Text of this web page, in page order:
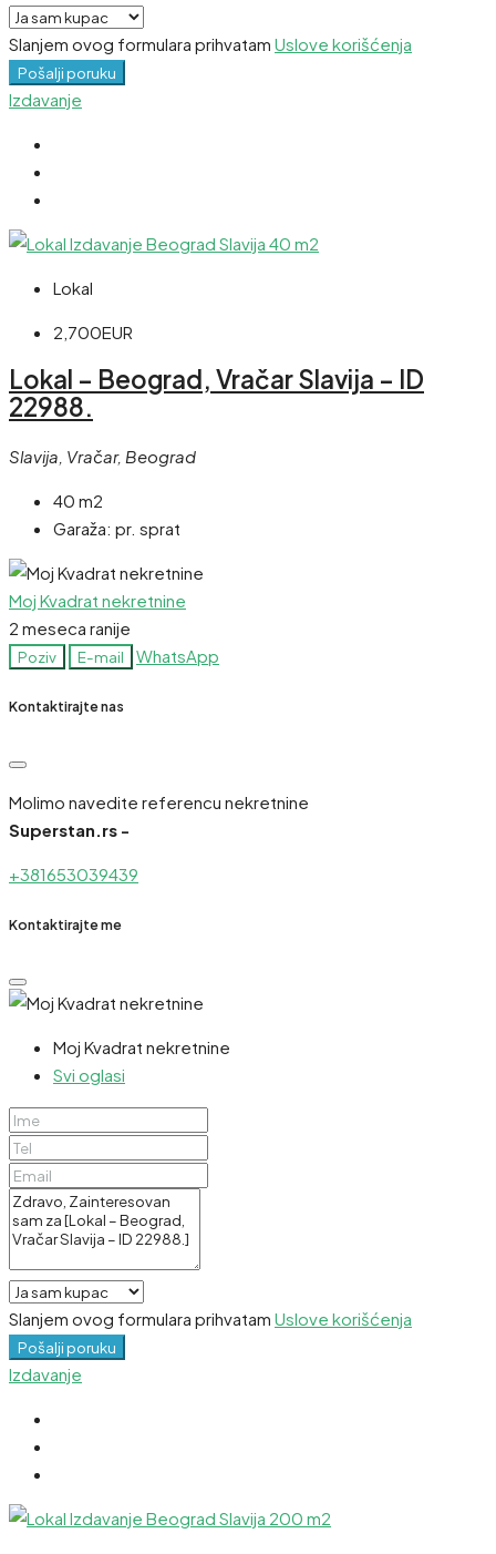
Slanjem ovog formulara prihvatam Uslove korišćenja
Pošalji poruku
Izdavanje
Lokal
2,700EUR
Lokal – Beograd, Vračar Slavija – ID
22988.
Slavija, Vračar, Beograd
40 m2
Garaža: pr. sprat
Moj Kvadrat nekretnine
2 meseca ranije
Poziv E-mail WhatsApp
Kontaktirajte nas
Molimo navedite referencu nekretnine
Superstan.rs -
+381653039439
Kontaktirajte me
Moj Kvadrat nekretnine
Svi oglasi
Slanjem ovog formulara prihvatam Uslove korišćenja
Pošalji poruku
Izdavanje